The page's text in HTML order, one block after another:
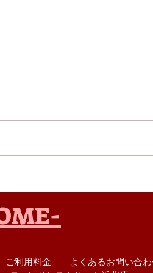
い
ご利用料金
よくあるお問い合